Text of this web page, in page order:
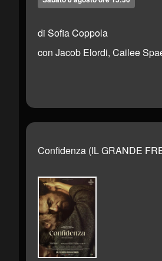
di Sofia Coppola
con Jacob Elordi, Cailee
Confidenza (IL GRANDE